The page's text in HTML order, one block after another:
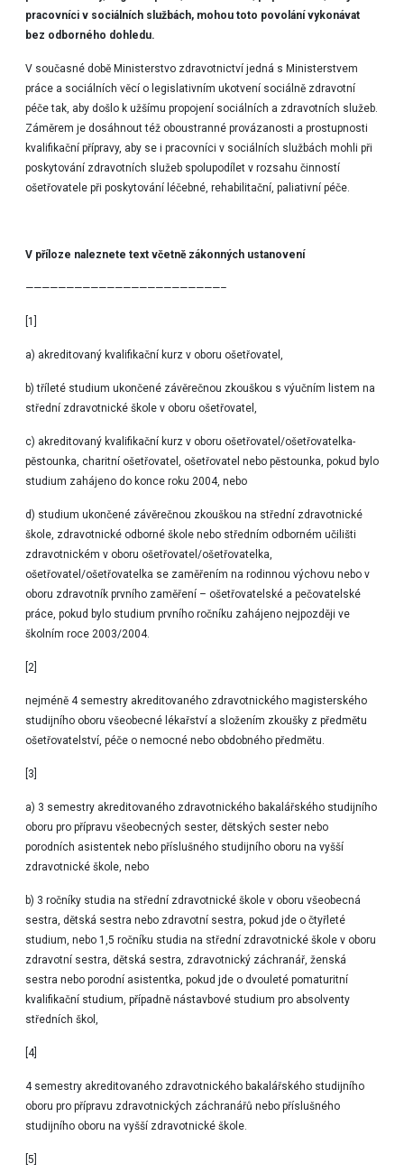
pracovníci v sociálních službách, mohou toto povolání vykonávat
bez odborného dohledu.
V současné době Ministerstvo zdravotnictví jedná s Ministerstvem
práce a sociálních věcí o legislativním ukotvení sociálně zdravotní
péče tak, aby došlo k užšímu propojení sociálních a zdravotních služeb.
Záměrem je dosáhnout též oboustranné provázanosti a prostupnosti
kvalifikační přípravy, aby se i pracovníci v sociálních službách mohli při
poskytování zdravotních služeb spolupodílet v rozsahu činností
ošetřovatele při poskytování léčebné, rehabilitační, paliativní péče.
V příloze naleznete text včetně zákonných ustanovení
————————————————————————–
[1]
a) akreditovaný kvalifikační kurz v oboru ošetřovatel,
b) tříleté studium ukončené závěrečnou zkouškou s výučním listem na
střední zdravotnické škole v oboru ošetřovatel,
c) akreditovaný kvalifikační kurz v oboru ošetřovatel/ošetřovatelka-
pěstounka, charitní ošetřovatel, ošetřovatel nebo pěstounka, pokud bylo
studium zahájeno do konce roku 2004, nebo
d) studium ukončené závěrečnou zkouškou na střední zdravotnické
škole, zdravotnické odborné škole nebo středním odborném učilišti
zdravotnickém v oboru ošetřovatel/ošetřovatelka,
ošetřovatel/ošetřovatelka se zaměřením na rodinnou výchovu nebo v
oboru zdravotník prvního zaměření – ošetřovatelské a pečovatelské
práce, pokud bylo studium prvního ročníku zahájeno nejpozději ve
školním roce 2003/2004.
[2]
nejméně 4 semestry akreditovaného zdravotnického magisterského
studijního oboru všeobecné lékařství a složením zkoušky z předmětu
ošetřovatelství, péče o nemocné nebo obdobného předmětu.
[3]
a) 3 semestry akreditovaného zdravotnického bakalářského studijního
oboru pro přípravu všeobecných sester, dětských sester nebo
porodních asistentek nebo příslušného studijního oboru na vyšší
zdravotnické škole, nebo
b) 3 ročníky studia na střední zdravotnické škole v oboru všeobecná
sestra, dětská sestra nebo zdravotní sestra, pokud jde o čtyřleté
studium, nebo 1,5 ročníku studia na střední zdravotnické škole v oboru
zdravotní sestra, dětská sestra, zdravotnický záchranář, ženská
sestra nebo porodní asistentka, pokud jde o dvouleté pomaturitní
kvalifikační studium, případně nástavbové studium pro absolventy
středních škol,
[4]
4 semestry akreditovaného zdravotnického bakalářského studijního
oboru pro přípravu zdravotnických záchranářů nebo příslušného
studijního oboru na vyšší zdravotnické škole.
[5]